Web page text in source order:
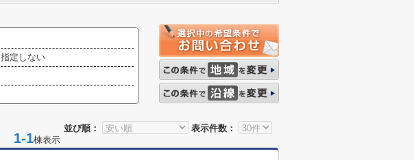
指定しない
並び順： 表示件数：
1-1棟表示